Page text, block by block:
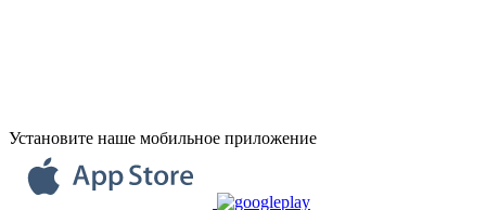
Установите наше мобильное приложение